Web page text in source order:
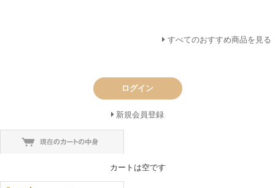
すべてのおすすめ商品を見る
ログイン
新規会員登録
カートは空です